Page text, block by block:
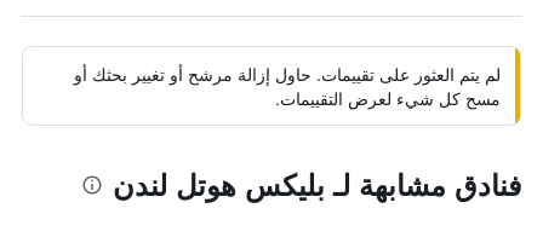
لم يتم العثور على تقييمات. حاول إزالة مرشح أو تغيير بحثك أو
مسح كل شيء لعرض التقييمات.
فنادق مشابهة لـ بليكس هوتل لندن